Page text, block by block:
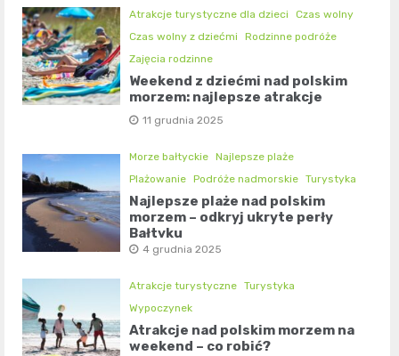
Atrakcje turystyczne dla dzieci
Czas wolny
Czas wolny z dziećmi
Rodzinne podróże
Zajęcia rodzinne
Weekend z dziećmi nad polskim
morzem: najlepsze atrakcje
11 grudnia 2025
Morze bałtyckie Najlepsze plaże
Plażowanie Podróże nadmorskie Turystyka
Najlepsze plaże nad polskim
morzem – odkryj ukryte perły
Bałtyku
4 grudnia 2025
Atrakcje turystyczne Turystyka
Wypoczynek
Atrakcje nad polskim morzem na
weekend – co robić?